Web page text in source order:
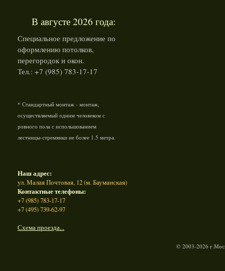
В августе 2026 года:
Специальное предложение по
оформлению потолков,
перегородок и окон.
Тел.: +7 (985) 783-17-17
* Стандартный монтаж - монтаж,
осуществляемый одним человеком с
ровного пола с испольшованием
лестницы-стремянки не более 1.5 метра.
Наш адрес:
ул. Малая Почтовая, 12 (м. Бауманская)
Контактные телефоны:
+7 (985) 783-17-17
+7 (495) 739-62-97
Схема проезда...
© 2003-2026